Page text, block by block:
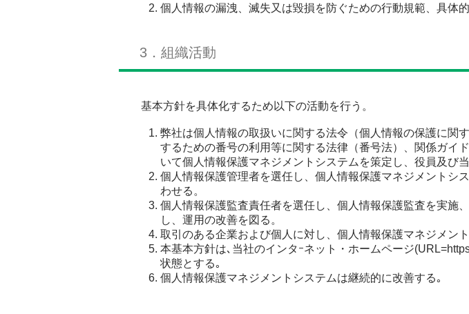
個人情報の漏洩、滅失又は毀損を防ぐための行動規範、具体的
3．組織活動
基本方針を具体化するため以下の活動を行う。
弊社は個人情報の取扱いに関する法令（個人情報の保護に関
するための番号の利用等に関する法律（番号法）、関係ガイ
いて個人情報保護マネジメントシステムを策定し、役員及び
個人情報保護管理者を選任し、個人情報保護マネジメントシ
わせる。
個人情報保護監査責任者を選任し、個人情報保護監査を実施
し、運用の改善を図る。
取引のある企業および個人に対し、個人情報保護マネジメン
本基本方針は､当社のインタｰネット・ホームページ(URL
状態とする｡
個人情報保護マネジメントシステムは継続的に改善する｡